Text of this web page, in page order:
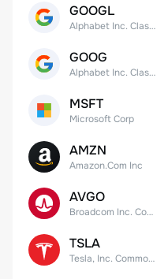
GOOGL
Alphabet Inc. Class A Common Stock
GOOG
Alphabet Inc. Class C Capital Stock
MSFT
Microsoft Corp
AMZN
Amazon.Com Inc
AVGO
Broadcom Inc. Common Stock
TSLA
Tesla, Inc. Common Stock